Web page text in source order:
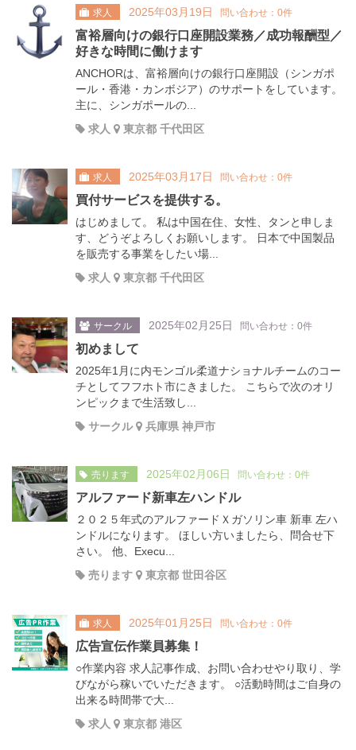
求人 2025年03月19日 問い合わせ：0件
富裕層向けの銀行口座開設業務／成功報酬型／
好きな時間に働けます
ANCHORは、富裕層向けの銀行口座開設（シンガポ
ール・香港・カンボジア）のサポートをしています。
主に、シンガポールの...
求人
東京都 千代田区
求人 2025年03月17日 問い合わせ：0件
買付サービスを提供する。
はじめまして。 私は中国在住、女性、タンと申しま
す、どうぞよろしくお願いします。 日本で中国製品
を販売する事業をしたい場...
求人
東京都 千代田区
サークル 2025年02月25日 問い合わせ：0件
初めまして
2025年1月に内モンゴル柔道ナショナルチームのコー
チとしてフフホト市にきました。 こちらで次のオリ
ンピックまで生活致し...
サークル
兵庫県 神戸市
売ります 2025年02月06日 問い合わせ：0件
アルファード新車左ハンドル
２０２５年式のアルファードＸガソリン車 新車 左ハ
ンドルになります。 ほしい方いましたら、問合せ下
さい。 他、Execu...
売ります
東京都 世田谷区
求人 2025年01月25日 問い合わせ：0件
広告宣伝作業員募集！
○作業内容 求人記事作成、お問い合わせやり取り、学
びながら稼いでいただきます。 ○活動時間はご自身の
出来る時間帯で大...
求人
東京都 港区